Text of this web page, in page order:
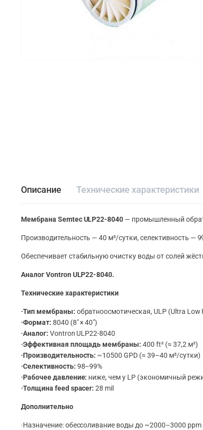
Описание Технические характеристики
Мембрана Semtec ULP22-8040 — промышленный
Производительность — 40 м³/сутки, селективность —
Обеспечивает стабильную очистку воды от солей
Аналог Vontron ULP22-8040.
Технические характеристики
·Тип мембраны: обратноосмотическая, ULP (Ultra Low
·Формат: 8040 (8″ × 40″)
·Аналог: Vontron ULP22-8040
·Эффективная площадь мембраны: 400 ft² (≈ 37,2 м²)
·Производительность: ~10500 GPD (≈ 39–40 м³/сутки)
·Селективность: 98–99%
·Рабочее давление: ниже, чем у LP (экономичный
·Толщина feed spacer: 28 mil
Дополнительно
·Назначение: обессоливание воды до ~2000–3000 ppm